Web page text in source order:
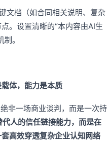
文档（如合同相关说明、复杂
。设置清晰的“本内容由AI生
。
体，能力是本质
非一场商业谈判，而是一次持
代人的信任链接能力，而是在
高效穿透复杂企业认知网络